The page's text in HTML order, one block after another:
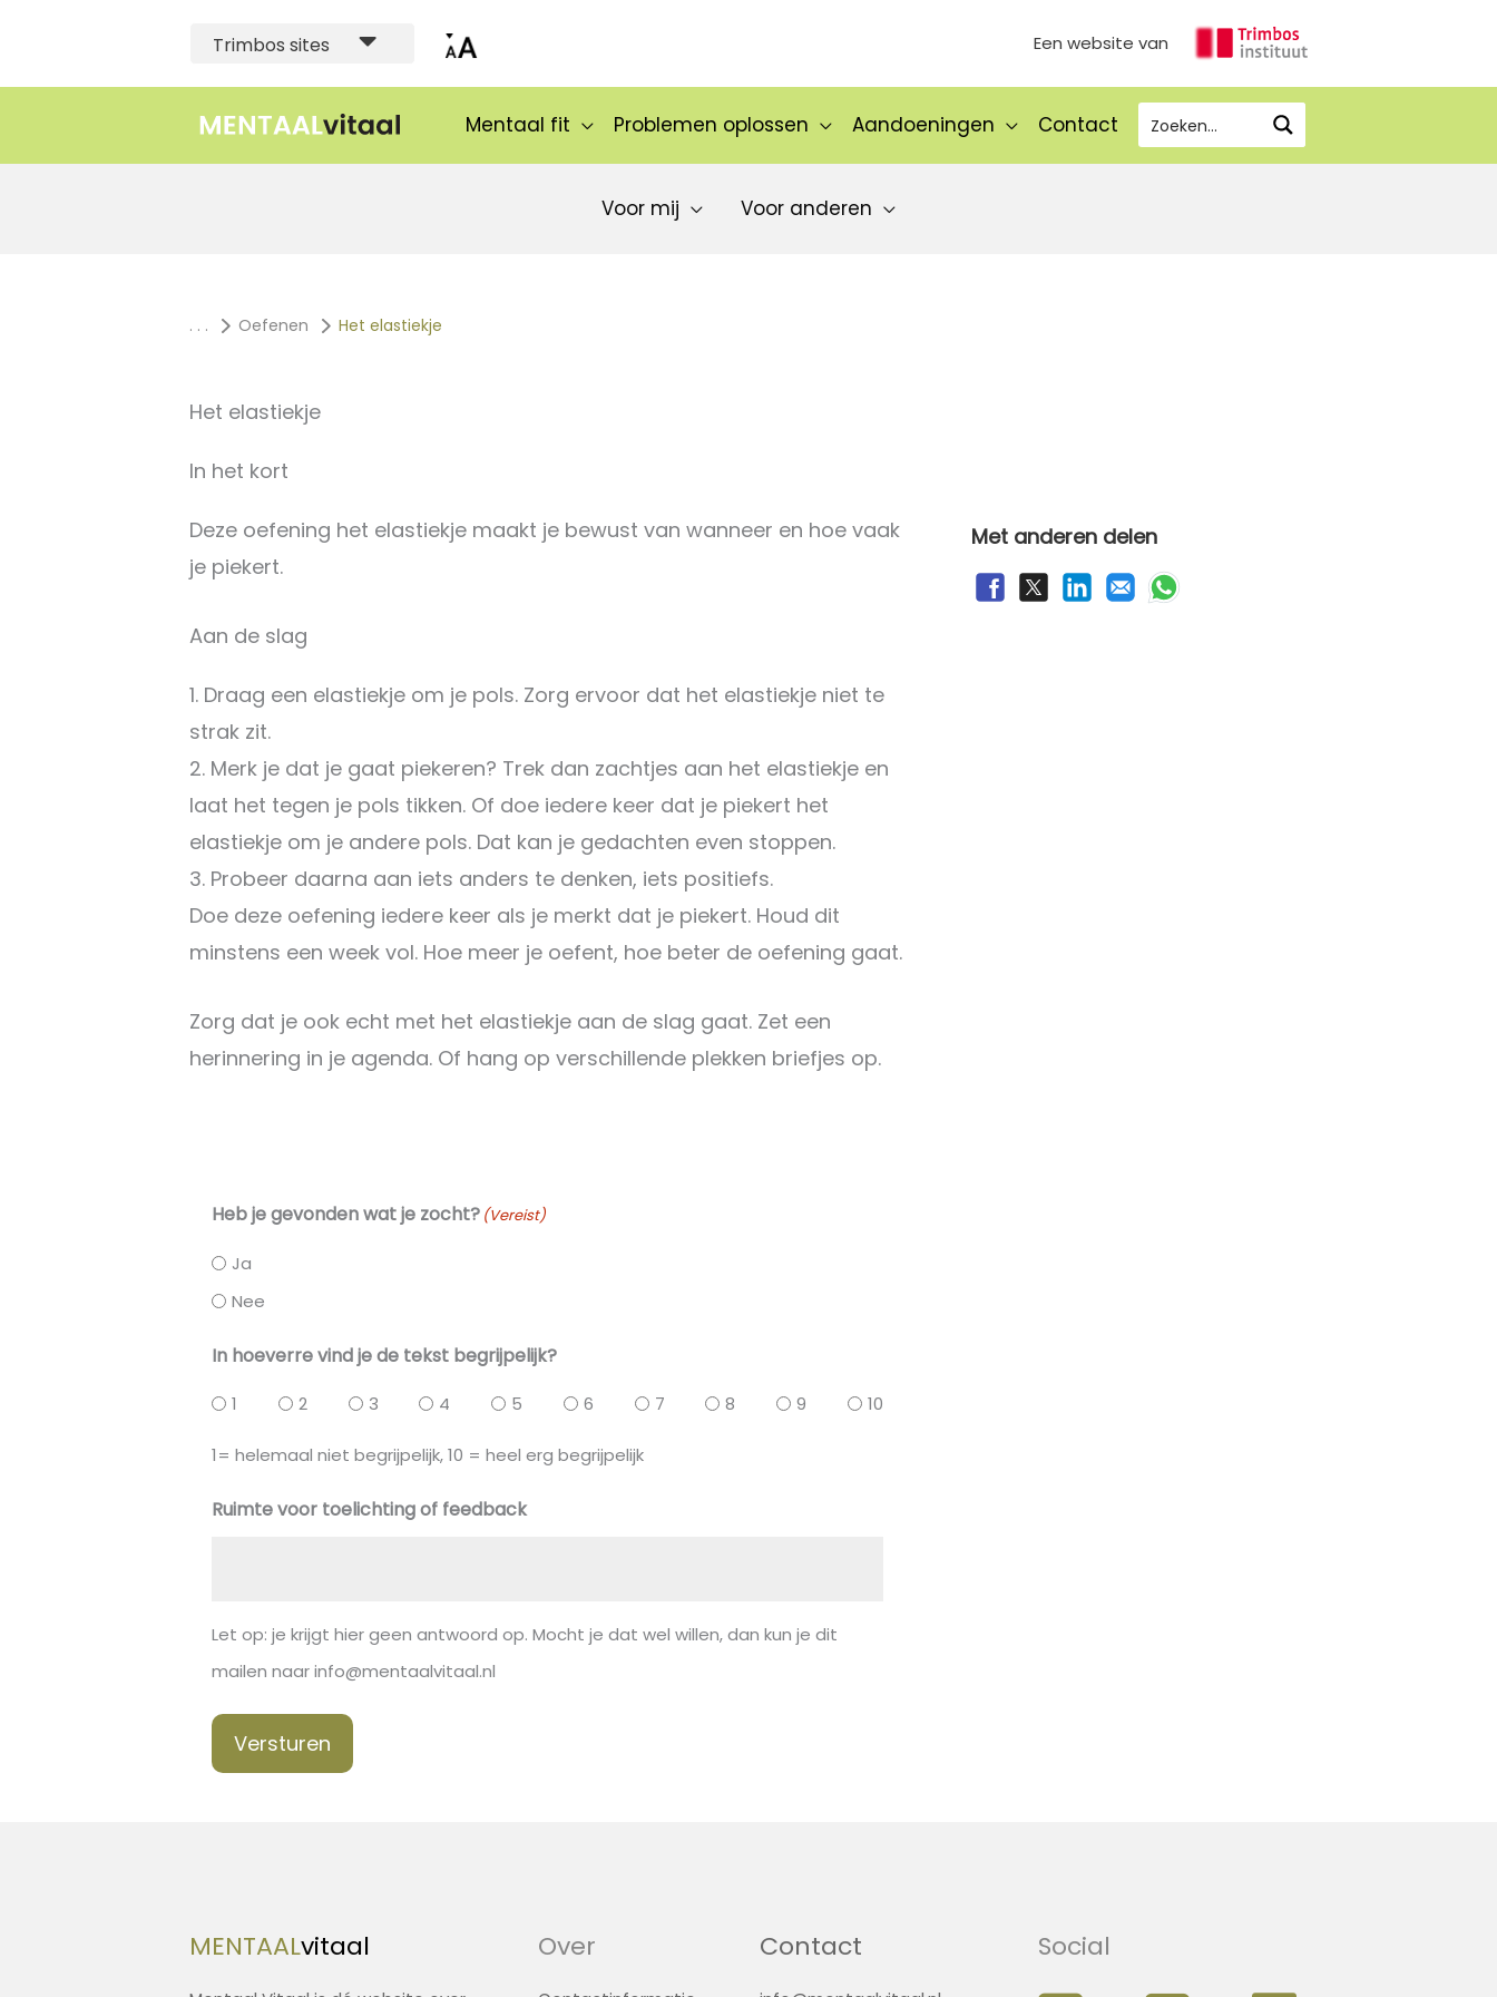
Trimbos sites Een website van
Mentaal fit Problemen oplossen Aandoeningen Contact
Voor mij Voor anderen
. . . Oefenen Het elastiekje
Het elastiekje
In het kort
Deze oefening het elastiekje maakt je bewust van wanneer en hoe vaak
je piekert.
Aan de slag
Draag een elastiekje om je pols. Zorg ervoor dat het elastiekje niet te
strak zit.
Merk je dat je gaat piekeren? Trek dan zachtjes aan het elastiekje en
laat het tegen je pols tikken. Of doe iedere keer dat je piekert het
elastiekje om je andere pols. Dat kan je gedachten even stoppen.
Probeer daarna aan iets anders te denken, iets positiefs.
Doe deze oefening iedere keer als je merkt dat je piekert. Houd dit
minstens een week vol. Hoe meer je oefent, hoe beter de oefening gaat.
Zorg dat je ook echt met het elastiekje aan de slag gaat. Zet een
herinnering in je agenda. Of hang op verschillende plekken briefjes op.
Heb je gevonden wat je zocht? (Vereist)
Ja
Nee
In hoeverre vind je de tekst begrijpelijk?
1 2 3 4 5 6 7 8 9 10
1= helemaal niet begrijpelijk, 10 = heel erg begrijpelijk
Ruimte voor toelichting of feedback
Let op: je krijgt hier geen antwoord op. Mocht je dat wel willen, dan kun je dit
mailen naar info@mentaalvitaal.nl
Versturen
Met anderen delen
MENTAALvitaal Over Contact Social